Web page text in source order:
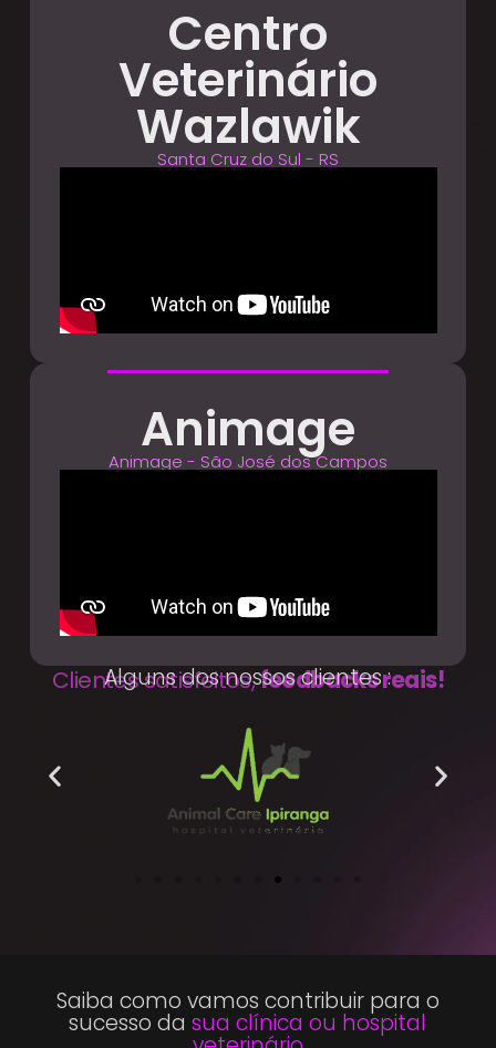
Centro
Veterinário
Wazlawik
Santa Cruz do Sul - RS
Animage
Animage - São José dos Campos
Clientes satisfeitos,feedbacks reais!
Alguns dos nossos clientes :
Saiba como vamos contribuir para o
sucesso da sua clínica ou hospital